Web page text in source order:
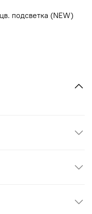
подсветка (NEW)